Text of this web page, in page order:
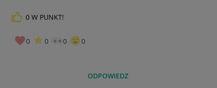
0 W PUNKT!
0 0 0 0
ODPOWIEDZ